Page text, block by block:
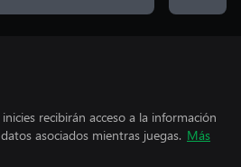
recibirán acceso a la información
asociados mientras juegas. Más